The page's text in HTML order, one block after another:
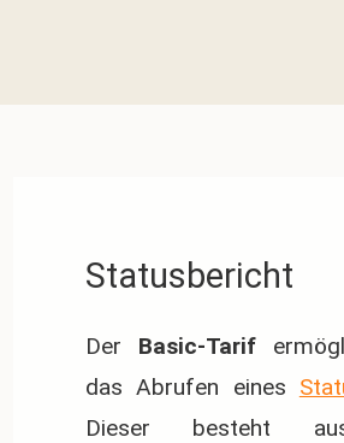
Statusbericht
Der Basic-Tarif
das Abrufen eines
Dieser besteht